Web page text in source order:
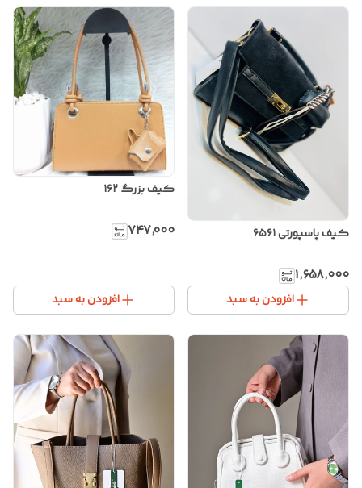
کیف پاسپورتی ۶۵۶۱
۱٬۶۵۸٬۰۰۰
افزودن به سبد
کیف بزرگ ۱۶۲
۷۴۷٬۰۰۰
افزودن به سبد